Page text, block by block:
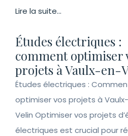
Lire la suite...
Études électriques :
comment optimiser
projets à Vaulx-en-
Études électriques :
optimiser vos projets à
Velin Optimiser vos projets
électriques est crucial pour